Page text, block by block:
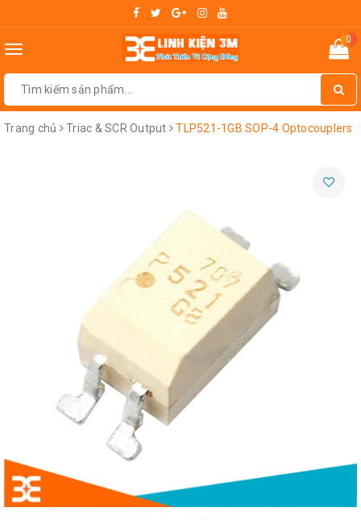
Toggle
0
Trang chủ Triac & SCR Output TLP521-1GB SOP-4 Optocouplers